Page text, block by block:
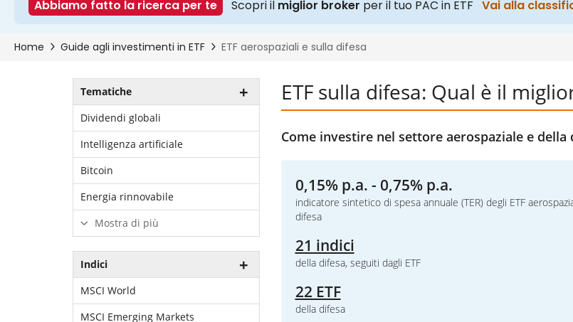
ETF sulla difesa: Qual è il
Come investire nel settore aerospaziale e della
0,15% p.a. - 0,75% p.a.
indicatore sintetico di spesa annuale (TER) degli ETF
difesa
21 indici
della difesa, seguiti dagli ETF
22 ETF
della difesa
Tematiche
Dividendi globali
Intelligenza artificiale
Bitcoin
Energia rinnovabile
Mostra di più
Indici
MSCI World
MSCI Emerging Markets